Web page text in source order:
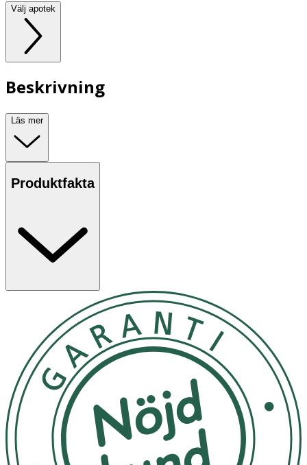
Välj apotek
Beskrivning
Läs mer
Produktfakta